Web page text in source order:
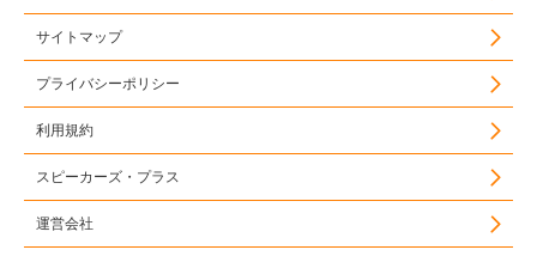
サイトマップ
プライバシーポリシー
利用規約
スピーカーズ・プラス
運営会社